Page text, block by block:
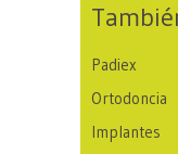
Padiex
Ortodoncia
Implantes